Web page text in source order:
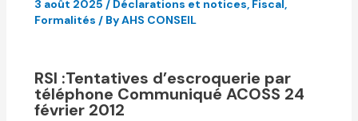
3 août 2025 / Déclarations et notices Fiscal
Formalités / ByAHS CONSEIL
RSI :Tentatives d’escroquerie par
téléphone Communiqué ACOSS 24
février 2012